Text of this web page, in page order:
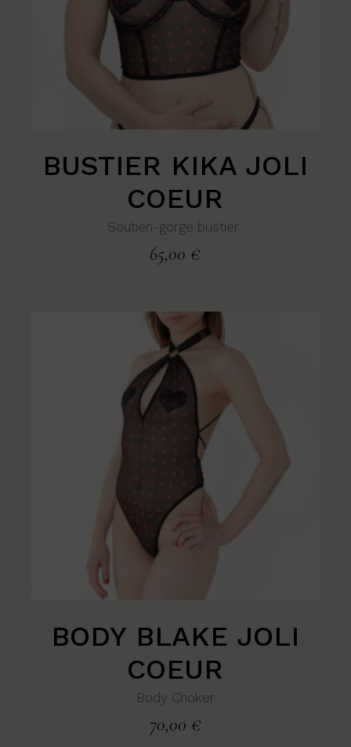
BUSTIER KIKA JOLI
COEUR
Soutien-gorge bustier
65,00 €
BODY BLAKE JOLI
COEUR
Body Choker
70,00 €